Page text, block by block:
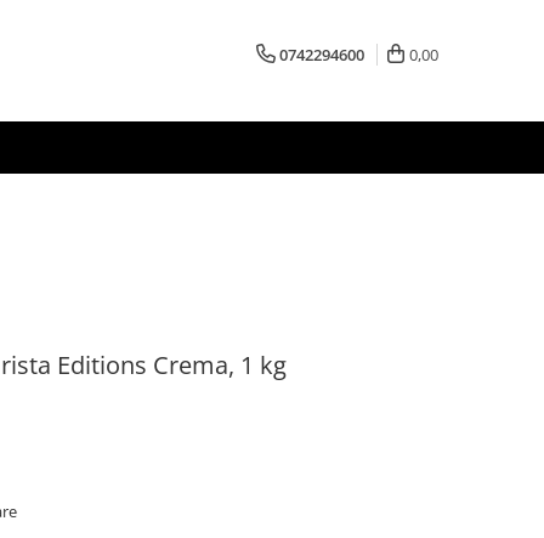
0742294600 0,00
Editions Crema, 1 kg